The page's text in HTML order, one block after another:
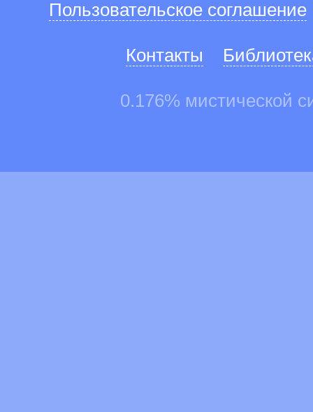
Пользовательское соглашение
Контакты
0.176% мистической